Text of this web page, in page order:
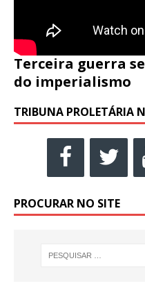
Terceira guerra
do imperialismo
TRIBUNA PROLETÁRIA
PROCURAR NO SITE